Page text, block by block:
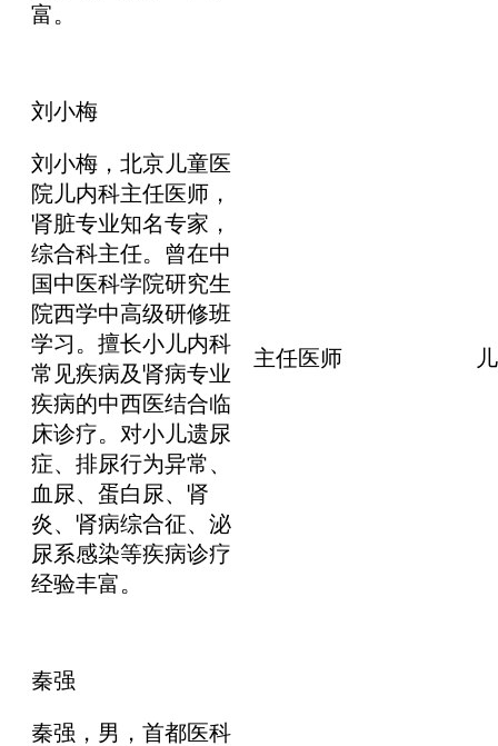
富。
刘小梅
刘小梅，北京儿童医
院儿内科主任医师，
肾脏专业知名专家，
综合科主任。曾在中
国中医科学院研究生
院西学中高级研修班
学习。擅长小儿内科
常见疾病及肾病专业
疾病的中西医结合临
床诊疗。对小儿遗尿
症、排尿行为异常、
血尿、蛋白尿、肾
炎、肾病综合征、泌
尿系感染等疾病诊疗
经验丰富。
主任医师
秦强
秦强，男，首都医科